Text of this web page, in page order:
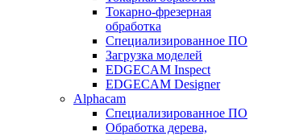
Токарно-фрезерная
обработка
Специализированное ПО
Загрузка моделей
EDGECAM Inspect
EDGECAM Designer
Alphacam
Специализированное ПО
Обработка дерева,